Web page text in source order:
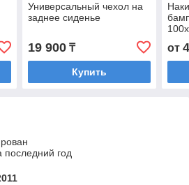
Универсальный чехол на
заднее сиденье
19 900₸
Купить
от
последний год